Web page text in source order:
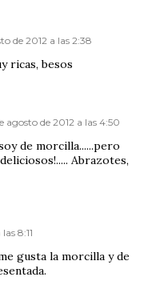
de 2012 a las 2:38
ricas, besos
agosto de 2012 a las 4:50
de morcilla......pero
Abrazotes,
8:11
gusta la morcilla y de